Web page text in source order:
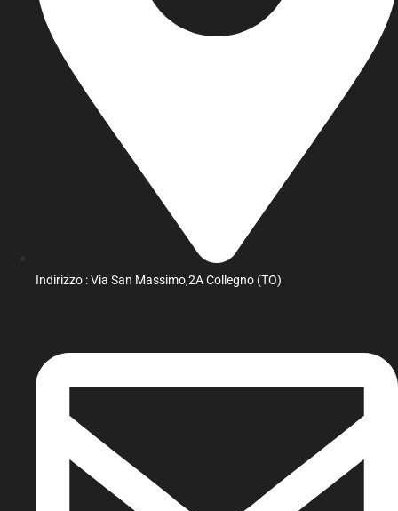
Indirizzo : Via San Massimo,2A Collegno (TO)